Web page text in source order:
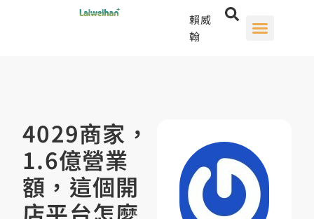
賴威
翰
4029商家，
1.6億營業
額，這個開